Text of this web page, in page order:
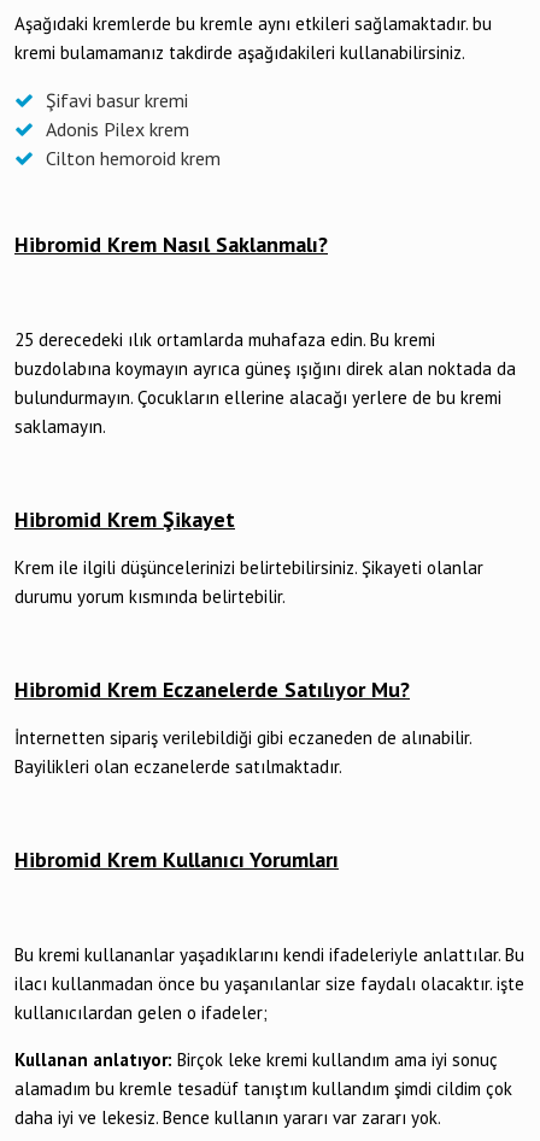
Aşağıdaki kremlerde bu kremle aynı etkileri sağlamaktadır. bu
kremi bulamamanız takdirde aşağıdakileri kullanabilirsiniz.
Şifavi basur kremi
Adonis Pilex krem
Cilton hemoroid krem
Hibromid Krem Nasıl Saklanmalı?
25 derecedeki ılık ortamlarda muhafaza edin. Bu kremi
buzdolabına koymayın ayrıca güneş ışığını direk alan noktada da
bulundurmayın. Çocukların ellerine alacağı yerlere de bu kremi
saklamayın.
Hibromid Krem Şikayet
Krem ile ilgili düşüncelerinizi belirtebilirsiniz. Şikayeti olanlar
durumu yorum kısmında belirtebilir.
Hibromid Krem Eczanelerde Satılıyor Mu?
İnternetten sipariş verilebildiği gibi eczaneden de alınabilir.
Bayilikleri olan eczanelerde satılmaktadır.
Hibromid Krem Kullanıcı Yorumları
Bu kremi kullananlar yaşadıklarını kendi ifadeleriyle anlattılar. Bu
ilacı kullanmadan önce bu yaşanılanlar size faydalı olacaktır. işte
kullanıcılardan gelen o ifadeler;
Kullanan anlatıyor: Birçok leke kremi kullandım ama iyi sonuç
alamadım bu kremle tesadüf tanıştım kullandım şimdi cildim çok
daha iyi ve lekesiz. Bence kullanın yararı var zararı yok.